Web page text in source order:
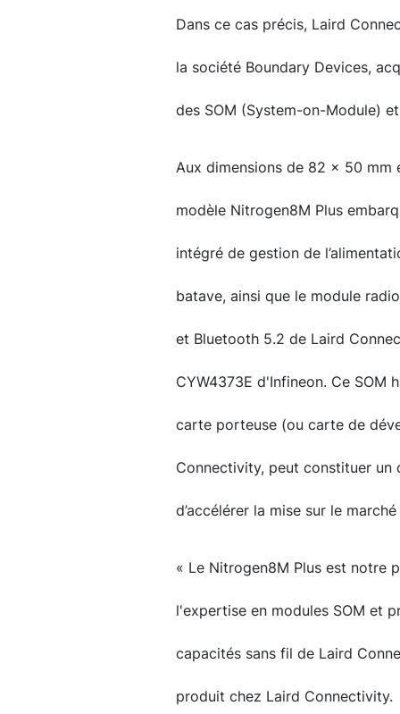
Dans ce cas précis, Laird
la société Boundary Devices,
des SOM (System-on-Module)
Aux dimensions de 82 x 50 mm
modèle Nitrogen8M Plus
intégré de gestion de
batave, ainsi que le module
et Bluetooth 5.2 de Laird
CYW4373E d'Infineon. Ce SOM
carte porteuse (ou carte de
Connectivity, peut constituer
d’accélérer la mise sur le
« Le Nitrogen8M Plus est notre
l'expertise en modules SOM et
capacités sans fil de Laird
produit chez Laird Connectivity.